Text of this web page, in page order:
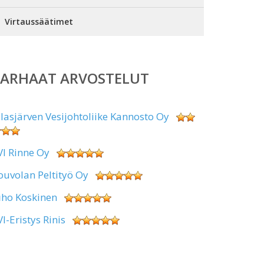
Virtaussäätimet
ARVOSTELUT
Vesijohtoliike Kannosto Oy
Rinne Oy
Peltityö Oy
Koskinen
Eristys Rinis